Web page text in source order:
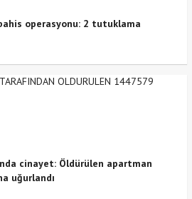
operasyonu: 2 tutuklama
cinayet: Öldürülen apartman
uğurlandı